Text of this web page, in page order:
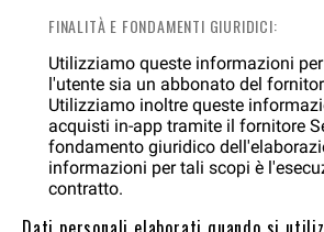
FINALITÀ E FONDAMENTI GIURIDICI:
Utilizziamo queste informazioni
l'utente sia un abbonato del
Utilizziamo inoltre queste
acquisti in-app tramite il fornitore
fondamento giuridico
informazioni per tali scopi è
contratto.